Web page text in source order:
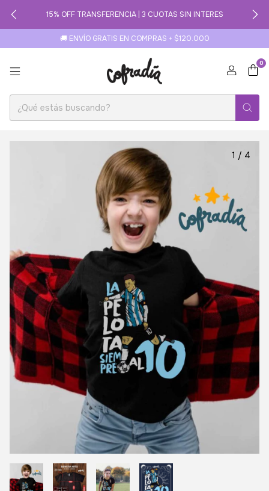
15% OFF TRANSFERENCIA | 3 CUOTAS SIN INTERES
🚚 ENVÍO GRATIS EN COMPRAS + $120.000
0
1 / 4